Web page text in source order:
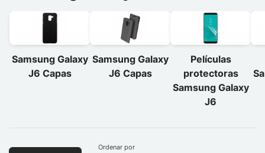
Samsung Galaxy
J6 Capas
Samsung Galaxy
J6 Capas
Películas
protectoras
Samsung Galaxy
J6
Ordenar por